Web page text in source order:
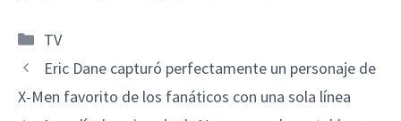
Categorías
TV
Eric Dane capturó perfectamente un personaje de
X-Men favorito de los fanáticos con una sola línea